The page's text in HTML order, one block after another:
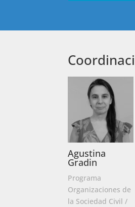
Agustina
Gradin
Programa
Organizaciones de
la Sociedad Civil /